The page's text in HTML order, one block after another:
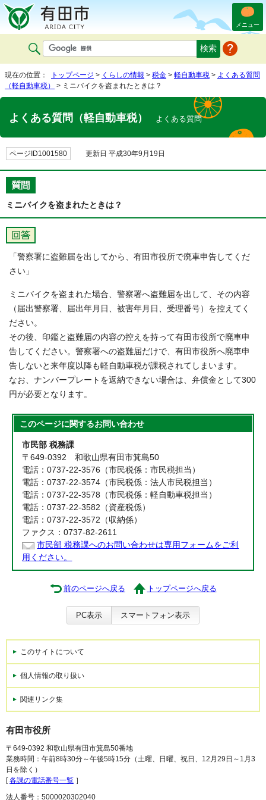
メニュー
現在の位置： トップページ > くらしの情報 > 税金 > 軽自動車税 > よくある質問
（軽自動車税）
> ミニバイクを盗まれたときは？
よくある質問（軽自動車税） よくある質問
ページID1001580 更新日 平成30年9月19日
ミニバイクを盗まれたときは？
「警察署に盗難届を出してから、有田市役所で廃車申告してくだ
さい」
ミニバイクを盗まれた場合、警察署へ盗難届を出して、その内容
（届出警察署、届出年月日、被害年月日、受理番号）を控えてく
ださい。
その後、印鑑と盗難届の内容の控えを持って有田市役所で廃車申
告してください。警察署への盗難届だけで、有田市役所へ廃車申
告しないと来年度以降も軽自動車税が課税されてしまいます。
なお、ナンバープレートを返納できない場合は、弁償金として300
円が必要となります。
このページに関するお問い合わせ
市民部 税務課
〒649-0392 和歌山県有田市箕島50
電話：0737-22-3576（市民税係：市民税担当）
電話：0737-22-3574（市民税係：法人市民税担当）
電話：0737-22-3578（市民税係：軽自動車税担当）
電話：0737-22-3582（資産税係）
電話：0737-22-3572（収納係）
ファクス：0737-82-2611
市民部 税務課へのお問い合わせは専用フォームをご利
用ください。
前のページへ戻る トップページへ戻る
PC表示 スマートフォン表示
このサイトについて
個人情報の取り扱い
関連リンク集
有田市役所
〒649-0392 和歌山県有田市箕島50番地
業務時間：午前8時30分～午後5時15分（土曜、日曜、祝日、12月29日～1月3
日を除く）
[各課の電話番号一覧 ］
法人番号：5000020302040